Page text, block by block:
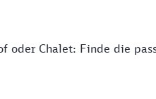
oder Chalet: Finde die